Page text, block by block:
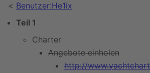
< Benutzer:He1ix
Teil 1
Charter
Angebote einholen
http://